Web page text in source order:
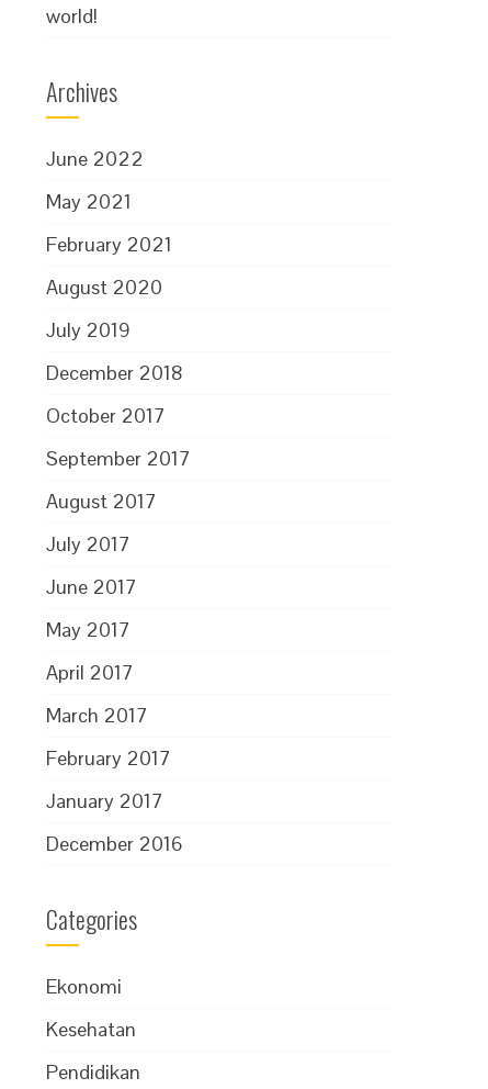
world!
Archives
June 2022
May 2021
February 2021
August 2020
July 2019
December 2018
October 2017
September 2017
August 2017
July 2017
June 2017
May 2017
April 2017
March 2017
February 2017
January 2017
December 2016
Categories
Ekonomi
Kesehatan
Pendidikan